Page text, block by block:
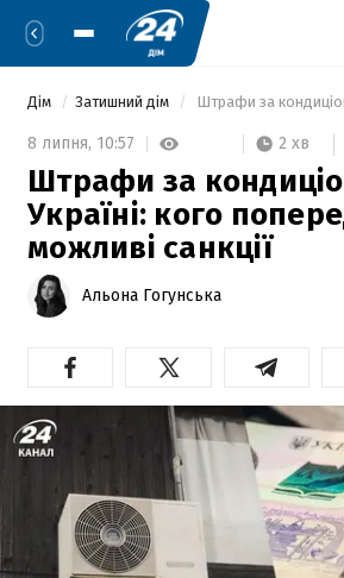
Дім Затишний дім
8 липня, 10:57 2 хв
Штрафи за
Україні: кого
можливі санкції
Альона Гогунська